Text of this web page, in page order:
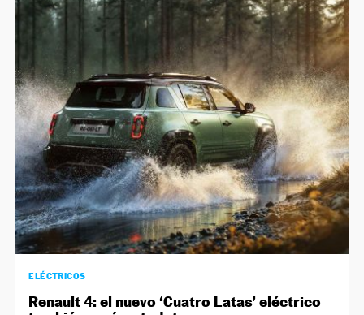
ELÉCTRICOS
Renault 4: el nuevo ‘Cuatro Latas’ eléctrico